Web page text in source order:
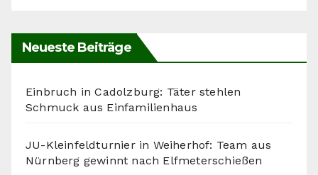
Neueste Beiträge
Einbruch in Cadolzburg: Täter stehlen
Schmuck aus Einfamilienhaus
JU-Kleinfeldturnier in Weiherhof: Team aus
Nürnberg gewinnt nach Elfmeterschießen